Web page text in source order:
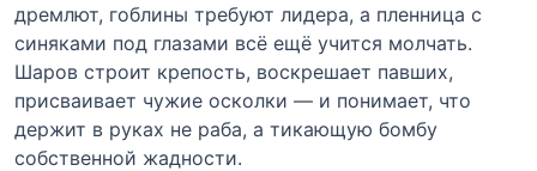
дремлют, гоблины требуют лидера, а пленница с
синяками под глазами всё ещё учится молчать.
Шаров строит крепость, воскрешает павших,
присваивает чужие осколки — и понимает, что
держит в руках не раба, а тикающую бомбу
собственной жадности.